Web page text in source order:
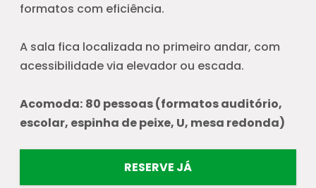
formatos com eficiência.
A sala fica localizada no primeiro andar, com
acessibilidade via elevador ou escada.
Acomoda: 80 pessoas (formatos auditório,
escolar, espinha de peixe, U, mesa redonda)
RESERVE JÁ